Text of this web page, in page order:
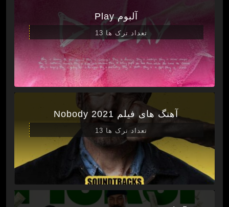
آلبوم Play
تعداد ترک ها 13
آهنگ های فیلم Nobody 2021
تعداد ترک ها 13